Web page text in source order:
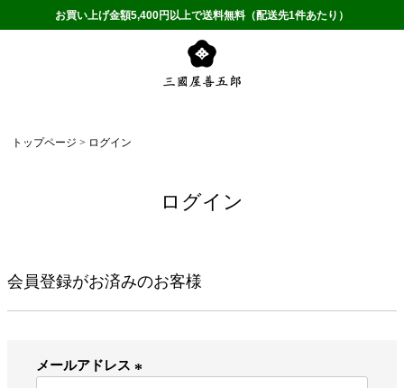
お買い上げ金額5,400円以上で送料無料（配送先1件あたり）
トップページ ログイン
ログイン
会員登録がお済みのお客様
メールアドレス